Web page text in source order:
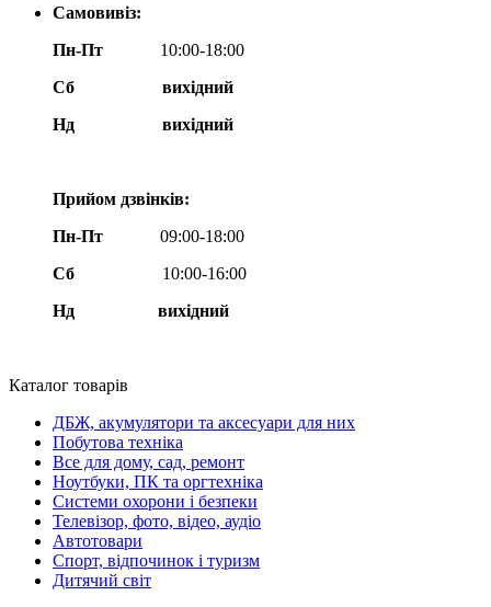
Самовивіз:
Пн-Пт
10:00-18:00
Сб
вихідний
Нд
вихідний
Прийом дзвінків:
Пн-Пт
09:00-18:00
Сб
10:00-16:00
Нд вихідний
Каталог товарів
ДБЖ, акумулятори та аксесуари для них
Побутова техніка
Все для дому, сад, ремонт
Ноутбуки, ПК та оргтехніка
Системи охорони і безпеки
Телевізор, фото, відео, аудіо
Автотовари
Спорт, відпочинок і туризм
Дитячий світ